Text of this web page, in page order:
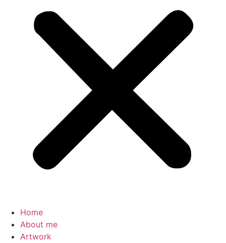
Home
About me
Artwork